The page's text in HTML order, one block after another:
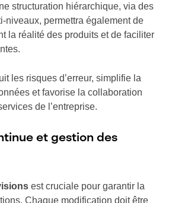
structuration hiérarchique, via des
niveaux, permettra également de
la réalité des produits et de faciliter
les risques d’erreur, simplifie la
et favorise la collaboration
de l’entreprise.
et gestion des
est cruciale pour garantir la
Chaque modification doit être